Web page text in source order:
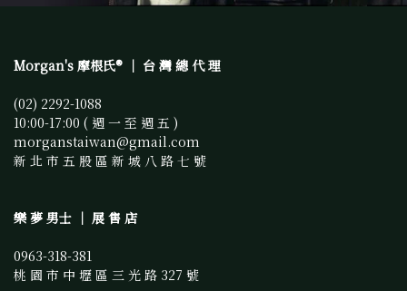
Morgan's 摩根氏® ｜ 台 灣 總 代 理
(02) 2292-1088
10:00-17:00 ( 週 一 至 週 五 )
morganstaiwan@gmail.com
新 北 市 五 股 區 新 城 八 路 七 號
樂 夢 男士 ｜ 展 售 店
0963-318-381
桃 園 市 中 壢 區 三 光 路 327 號